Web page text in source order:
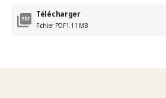
Télécharger
Fichier PDF1.11 MB